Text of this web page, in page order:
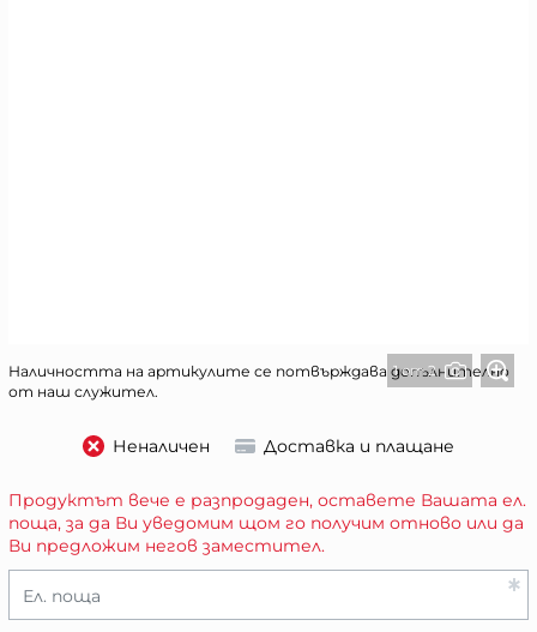
1 от 2
Наличността на артикулите се потвърждава допълнително
от наш служител.
Неналичен Доставка и плащане
Продуктът вече е разпродаден, оставете Вашата ел.
поща, за да Ви уведомим щом го получим отново или да
Ви предложим негов заместител.
Ел. поща